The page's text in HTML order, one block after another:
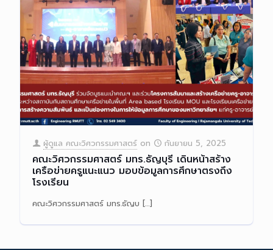
ผู้ดูแล คณะวิศวกรรมศาสตร์ on กันยายน 5, 2025
คณะวิศวกรรมศาสตร์ มทร.ธัญบุรี เดินหน้าสร้าง
เครือข่ายครูแนะแนว มอบข้อมูลการศึกษาตรงถึง
โรงเรียน
คณะวิศวกรรมศาสตร์ มทร.ธัญบ […]